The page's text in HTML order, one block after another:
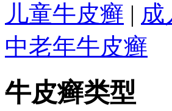
儿童牛皮癣 | 成
中老年牛皮癣
牛皮癣类型